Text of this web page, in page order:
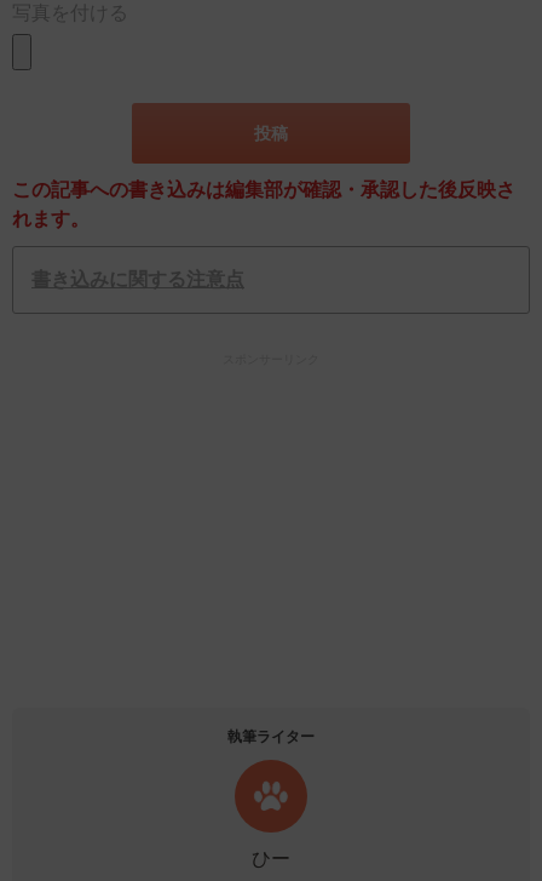
写真を付ける
この記事への書き込みは編集部が確認・承認した後反映さ
れます。
書き込みに関する注意点
執筆ライター
ひー